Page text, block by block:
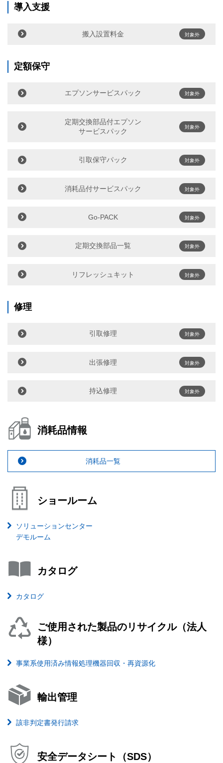
導入支援
搬入設置料金 対象外
定額保守
エプソンサービスパック 対象外
定期交換部品付エプソン
サービスパック
対象外
引取保守パック 対象外
消耗品付サービスパック 対象外
Go-PACK 対象外
定期交換部品一覧 対象外
リフレッシュキット 対象外
修理
引取修理 対象外
出張修理 対象外
持込修理 対象外
消耗品情報
消耗品一覧
ショールーム
ソリューションセンター
デモルーム
カタログ
カタログ
ご使用された製品のリサイクル（法人
様）
事業系使用済み情報処理機器回収・再資源化
輸出管理
該非判定書発行請求
安全データシート（SDS）